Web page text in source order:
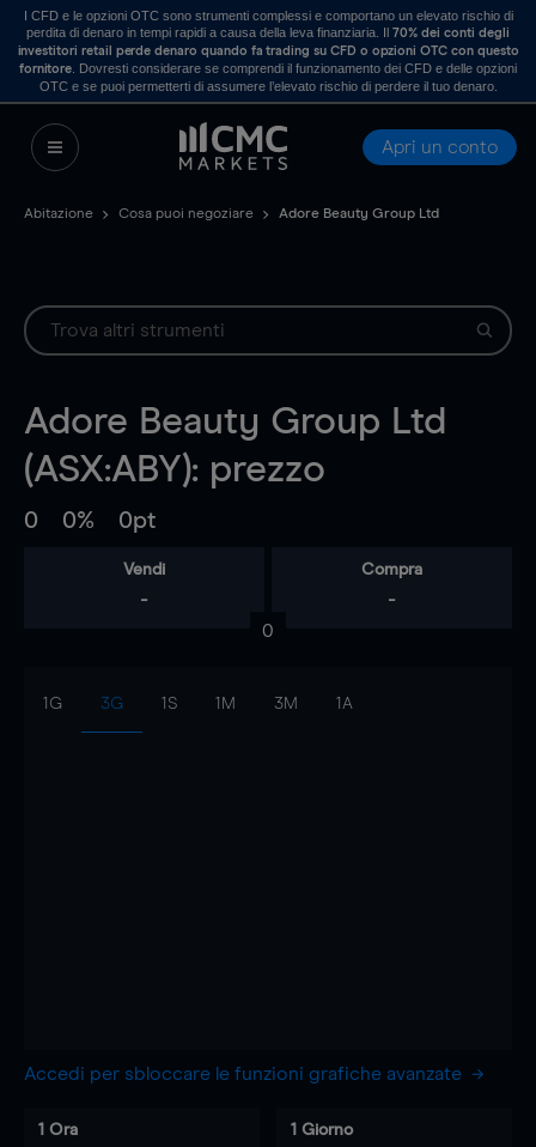
I CFD e le opzioni OTC sono strumenti complessi e comportano un elevato rischio di
perdita di denaro in tempi rapidi a causa della leva finanziaria. Il70% dei conti degli
investitori retail perde denaro quando fa trading su CFD o opzioni OTC con questo
fornitore . Dovresti considerare se comprendi il funzionamento dei CFD e delle opzioni
OTC e se puoi permetterti di assumere l’elevato rischio di perdere il tuo denaro.
Apri un conto
Abitazione Cosa puoi negoziare Adore Beauty Group Ltd
Adore Beauty Group Ltd
(ASX:ABY): prezzo
0 0% 0pt
Vendi
-
Compra
-
0
1G 3G 1S 1M 3M 1A
Accedi per sbloccare le funzioni grafiche avanzate
1 Ora 1 Giorno